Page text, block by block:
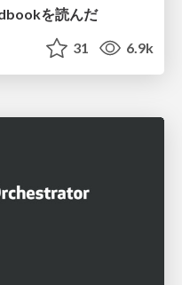
を読んだ
31 6.9k